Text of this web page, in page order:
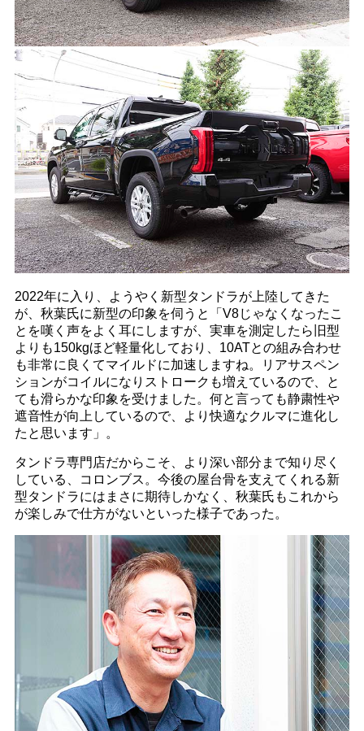
2022年に入り、ようやく新型タンドラが上陸してきた
が、秋葉氏に新型の印象を伺うと「V8じゃなくなったこ
とを嘆く声をよく耳にしますが、実車を測定したら旧型
よりも150kgほど軽量化しており、10ATとの組み合わせ
も非常に良くてマイルドに加速しますね。リアサスペン
ションがコイルになりストロークも増えているので、と
ても滑らかな印象を受けました。何と言っても静粛性や
遮音性が向上しているので、より快適なクルマに進化し
たと思います」。
タンドラ専門店だからこそ、より深い部分まで知り尽く
している、コロンブス。今後の屋台骨を支えてくれる新
型タンドラにはまさに期待しかなく、秋葉氏もこれから
が楽しみで仕方がないといった様子であった。